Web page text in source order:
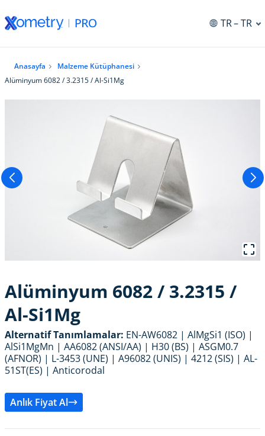
TR– TR
Anasayfa
Malzeme Kütüphanesi
Alüminyum 6082 / 3.2315 / Al-Si1Mg
Alüminyum 6082 / 3.2315 /
Al-Si1Mg
Alternatif Tanımlamalar: EN-AW6082 | AlMgSi1 (ISO) |
AlSi1MgMn | AA6082 (ANSI/AA) | H30 (BS) | ASGM0.7
(AFNOR) | L-3453 (UNE) | A96082 (UNIS) | 4212 (SIS) | AL-
51ST(ES) | Anticorodal
Anlık Fiyat Al